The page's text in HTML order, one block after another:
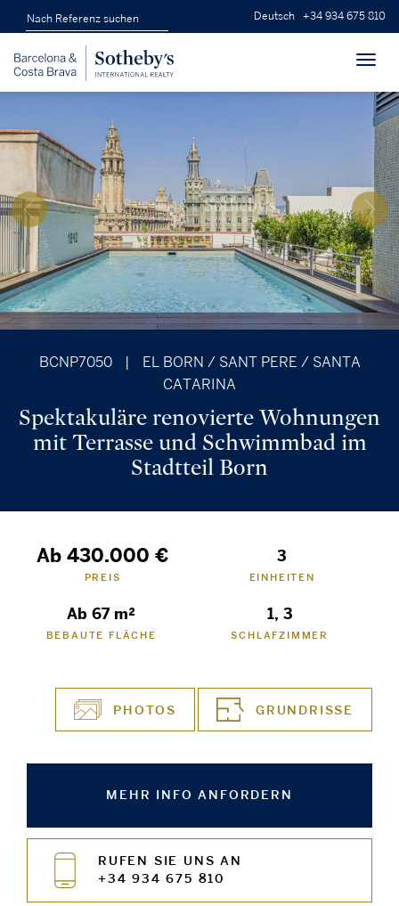
Deutsch +34 934 675 810
BCNP7050
EL BORN / SANT PERE / SANTA
CATARINA
Spektakuläre renovierte Wohnungen
mit Terrasse und Schwimmbad im
Stadtteil Born
Ab 430.000 €
PREIS
3
EINHEITEN
Ab 67 m²
BEBAUTE FLÄCHE
1, 3
SCHLAFZIMMER
PHOTOS GRUNDRISSE
MEHR INFO ANFORDERN
RUFEN SIE UNS AN
+34 934 675 810